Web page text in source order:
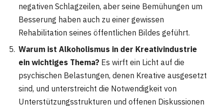
negativen Schlagzeilen, aber seine Bemühungen um
Besserung haben auch zu einer gewissen
Rehabilitation seines öffentlichen Bildes geführt.
Warum ist Alkoholismus in der Kreativindustrie
ein wichtiges Thema? Es wirft ein Licht auf die
psychischen Belastungen, denen Kreative ausgesetzt
sind, und unterstreicht die Notwendigkeit von
Unterstützungsstrukturen und offenen Diskussionen